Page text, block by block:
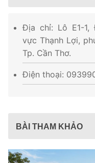
Địa chỉ: Lô E1-1,
vực Thạnh Lợi,
Tp. Cần Thơ.
Điện thoại:
BÀI THAM KHẢO